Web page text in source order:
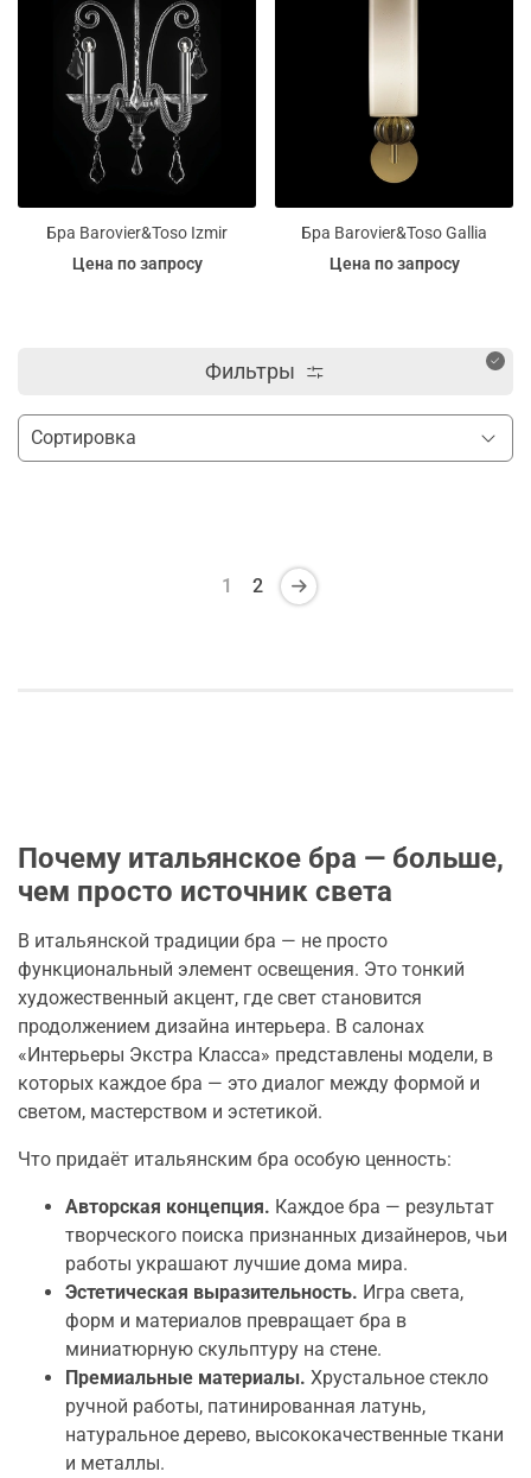
Бра Barovier&Toso Izmir
Цена по запросу
Бра Barovier&Toso Gallia
Цена по запросу
Фильтры
1 2
Почему итальянское бра — больше,
чем просто источник света
В итальянской традиции бра — не просто
функциональный элемент освещения. Это тонкий
художественный акцент, где свет становится
продолжением дизайна интерьера. В салонах
«Интерьеры Экстра Класса» представлены модели, в
которых каждое бра — это диалог между формой и
светом, мастерством и эстетикой.
Что придаёт итальянским бра особую ценность:
Авторская концепция. Каждое бра — результат
творческого поиска признанных дизайнеров, чьи
работы украшают лучшие дома мира.
Эстетическая выразительность. Игра света,
форм и материалов превращает бра в
миниатюрную скульптуру на стене.
Премиальные материалы. Хрустальное стекло
ручной работы, патинированная латунь,
натуральное дерево, высококачественные ткани
и металлы.